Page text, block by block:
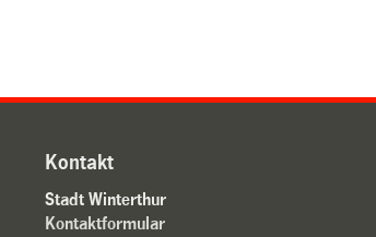
Kontakt
Stadt Winterthur
Kontaktformular